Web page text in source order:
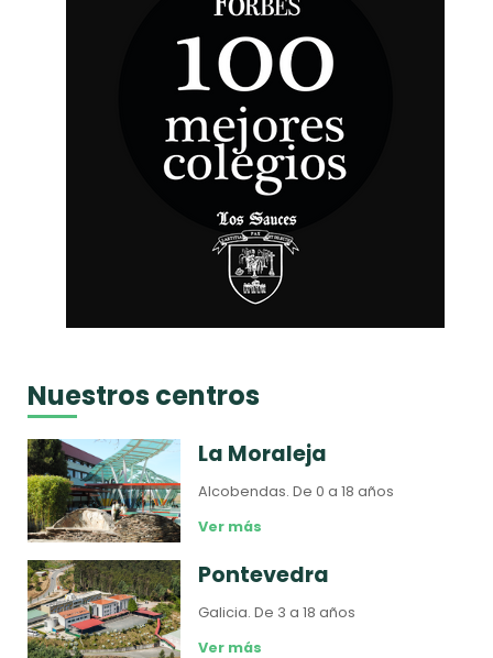
Nuestros centros
La Moraleja
Alcobendas.De 0 a 18 años
Ver más
Pontevedra
Galicia.De 3 a 18 años
Ver más